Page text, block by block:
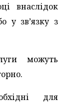
внаслідок
у зв’язку з
можуть
для